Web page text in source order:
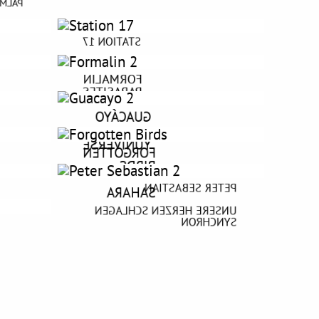
STATION 17
FORMALIN
PARASITES
GUACÁYO
YUNIVERSE
FORGOTTEN
BIRDS
SAHARAPETER SEBASTIAN
UNSERE HERZEN SCHLAGEN
SYNCHRON